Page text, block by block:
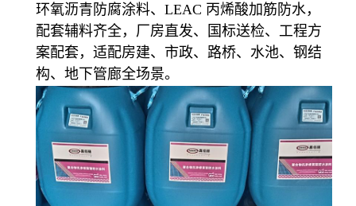
环氧沥青防腐涂料、LEAC 丙烯酸加筋防水，
配套辅料齐全，厂房直发、国标送检、工程方
案配套，适配房建、市政、路桥、水池、钢结
构、地下管廊全场景。